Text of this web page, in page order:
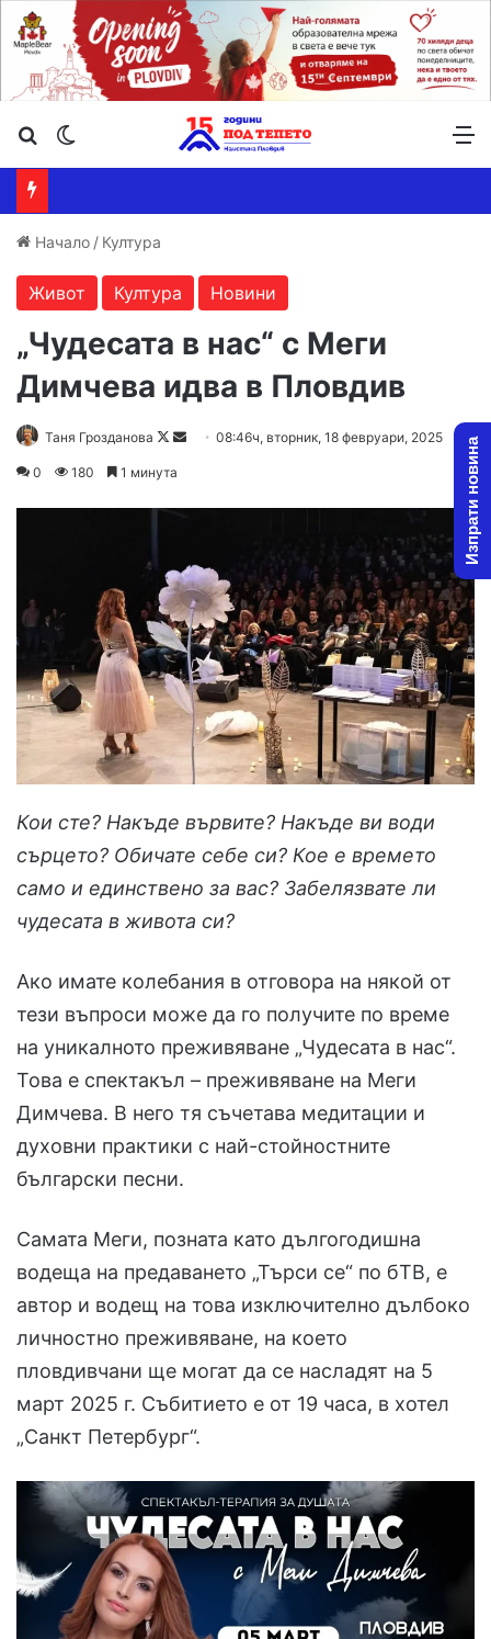
Търсене ...
Начало / Култура
Живот Култура Новини
„Чудесата в нас“ с Меги
Димчева идва в Пловдив
Таня Грозданова
Follow
Send08:46ч, вторник, 18 февруари, 2025
0 180 1 минута
Кои сте? Накъде вървите? Накъде ви води
сърцето? Обичате себе си? Кое е времето
само и единствено за вас? Забелязвате ли
чудесата в живота си?
Ако имате колебания в отговора на някой от
тези въпроси може да го получите по време
на уникалното преживяване „Чудесата в нас“.
Това е спектакъл – преживяване на Меги
Димчева. В него тя съчетава медитации и
духовни практики с най-стойностните
български песни.
Самата Меги, позната като дългогодишна
водеща на предаването „Търси се“ по бТВ, е
автор и водещ на това изключително дълбоко
личностно преживяване, на което
пловдивчани ще могат да се насладят на 5
март 2025 г. Събитието е от 19 часа, в хотел
„Санкт Петербург“.
Изпрати новина